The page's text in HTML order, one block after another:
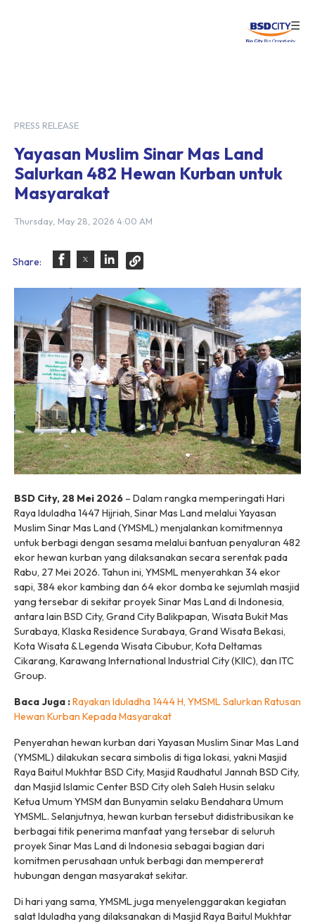
☰
PRESS RELEASE
Yayasan Muslim Sinar Mas Land
Salurkan 482 Hewan Kurban untuk
Masyarakat
Thursday, May 28, 2026 4:00 AM
Share:
BSD City, 28 Mei 2026 – Dalam rangka memperingati Hari
Raya Iduladha 1447 Hijriah, Sinar Mas Land melalui Yayasan
Muslim Sinar Mas Land (YMSML) menjalankan komitmennya
untuk berbagi dengan sesama melalui bantuan penyaluran 482
ekor hewan kurban yang dilaksanakan secara serentak pada
Rabu, 27 Mei 2026. Tahun ini, YMSML menyerahkan 34 ekor
sapi, 384 ekor kambing dan 64 ekor domba ke sejumlah masjid
yang tersebar di sekitar proyek Sinar Mas Land di Indonesia,
antara lain BSD City, Grand City Balikpapan, Wisata Bukit Mas
Surabaya, Klaska Residence Surabaya, Grand Wisata Bekasi,
Kota Wisata & Legenda Wisata Cibubur, Kota Deltamas
Cikarang, Karawang International Industrial City (KIIC), dan ITC
Group.
Baca Juga :Rayakan Iduladha 1444 H, YMSML Salurkan Ratusan
Hewan Kurban Kepada Masyarakat
Penyerahan hewan kurban dari Yayasan Muslim Sinar Mas Land
(YMSML) dilakukan secara simbolis di tiga lokasi, yakni Masjid
Raya Baitul Mukhtar BSD City, Masjid Raudhatul Jannah BSD City,
dan Masjid Islamic Center BSD City oleh Saleh Husin selaku
Ketua Umum YMSM dan Bunyamin selaku Bendahara Umum
YMSML. Selanjutnya, hewan kurban tersebut didistribusikan ke
berbagai titik penerima manfaat yang tersebar di seluruh
proyek Sinar Mas Land di Indonesia sebagai bagian dari
komitmen perusahaan untuk berbagi dan mempererat
hubungan dengan masyarakat sekitar.
Di hari yang sama, YMSML juga menyelenggarakan kegiatan
salat Iduladha yang dilaksanakan di Masjid Raya Baitul Mukhtar